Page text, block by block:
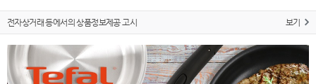
전자상거래 등에서의 상품정보제공 고시 보기